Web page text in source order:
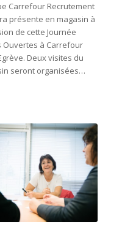
Carrefour Recrutement
présente en magasin à
de cette Journée
Ouvertes à Carrefour
Deux visites du
seront organisées…